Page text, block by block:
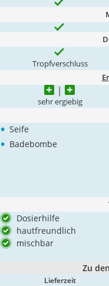
Tropfverschluss
sehr ergiebig
• Seife
• Badebombe
Dosierhilfe
hautfreundlich
mischbar
Zu
Lieferzeit